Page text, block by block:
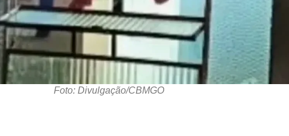
Foto: Divulgação/CBMGO